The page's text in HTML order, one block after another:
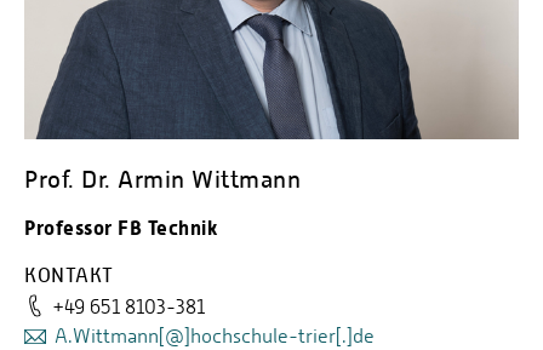
Prof. Dr. Armin Wittmann
Professor FB Technik
KONTAKT
+49 651 8103-381
A.Wittmann[@]hochschule-trier[.]de